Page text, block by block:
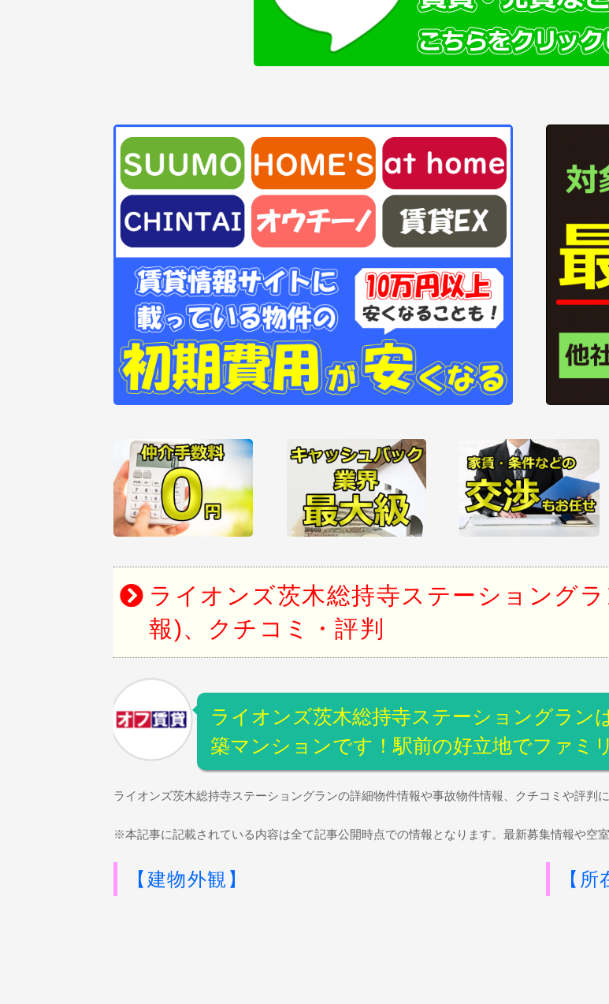
ライオンズ茨木総持寺ステーショング
報)、クチコミ・評判
ライオンズ茨木総持寺ステーショングラン
築マンションです！駅前の好立地でファミ
ライオンズ茨木総持寺ステーショングランの詳細物件情報や事故物件情報、クチコミや評判
※本記事に記載されている内容は全て記事公開時点での情報となります。最新募集情報や空
【建物外観】 【